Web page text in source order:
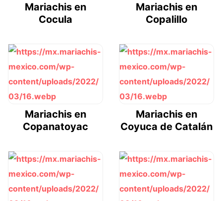
Mariachis en
Cocula
Mariachis en
Copalillo
Mariachis en
Copanatoyac
Mariachis en
Coyuca de Catalán